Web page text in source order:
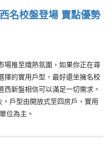
名校盤登場 賣點優勢
場推至熾熱氛圍，如果你正在尋
擇的實用戶型、最好還坐擁名校
新盤相信可以滿足一切需求。
戶型由開放式至四房戶，實用
位為主。